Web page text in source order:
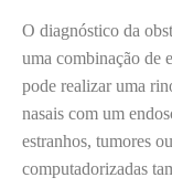
O diagnóstico da
uma combinação de
pode realizar uma
nasais com um
estranhos, tumores
computadorizadas